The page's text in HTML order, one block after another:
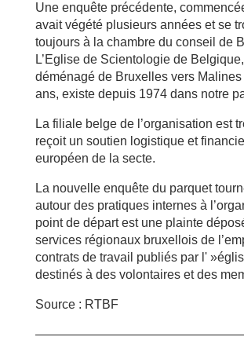
Une enquête précédente,
avait végété plusieurs années et se
toujours à la chambre du conseil de
L’Eglise de Scientologie de
déménagé de Bruxelles vers
ans, existe depuis 1974 dans notre
La filiale belge de l’organisation est
reçoit un soutien logistique et
européen de la secte.
La nouvelle enquête du parquet
autour des pratiques internes à
point de départ est une plainte
services régionaux bruxellois de
contrats de travail publiés par l'
destinés à des volontaires et des
Source : RTBF